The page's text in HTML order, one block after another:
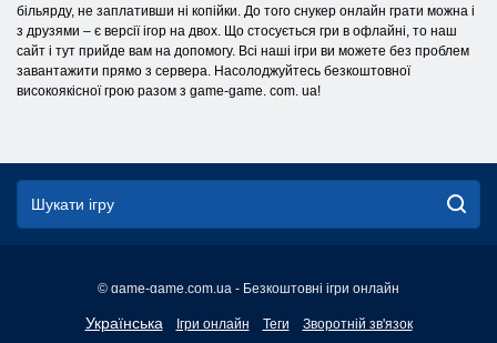
більярду, не заплативши ні копійки. До того снукер онлайн грати можна і
з друзями – є версії ігор на двох. Що стосується гри в офлайні, то наш
сайт і тут прийде вам на допомогу. Всі наші ігри ви можете без проблем
завантажити прямо з сервера. Насолоджуйтесь безкоштовної
високоякісної грою разом з game-game. com. ua!
© game-game.com.ua - Безкоштовні ігри онлайн
Українська
English
Ігри онлайн Теги Зворотній зв'язок